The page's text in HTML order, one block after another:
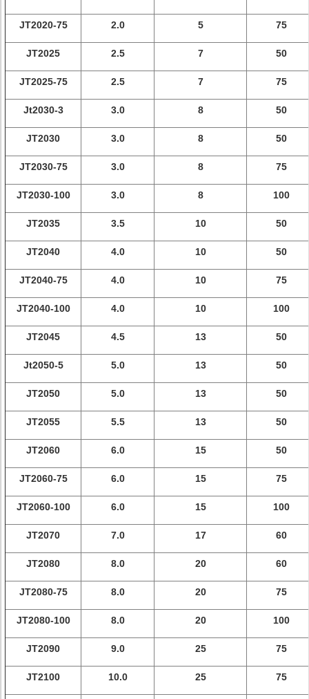
JT2020-75 2.0 5 75
JT2025 2.5 7 50
JT2025-75 2.5 7 75
Jt2030-3 3.0 8 50
JT2030 3.0 8 50
JT2030-75 3.0 8 75
JT2030-100 3.0 8 100
JT2035 3.5 10 50
JT2040 4.0 10 50
JT2040-75 4.0 10 75
JT2040-100 4.0 10 100
JT2045 4.5 13 50
Jt2050-5 5.0 13 50
JT2050 5.0 13 50
JT2055 5.5 13 50
JT2060 6.0 15 50
JT2060-75 6.0 15 75
JT2060-100 6.0 15 100
JT2070 7.0 17 60
JT2080 8.0 20 60
JT2080-75 8.0 20 75
JT2080-100 8.0 20 100
JT2090 9.0 25 75
JT2100 10.0 25 75